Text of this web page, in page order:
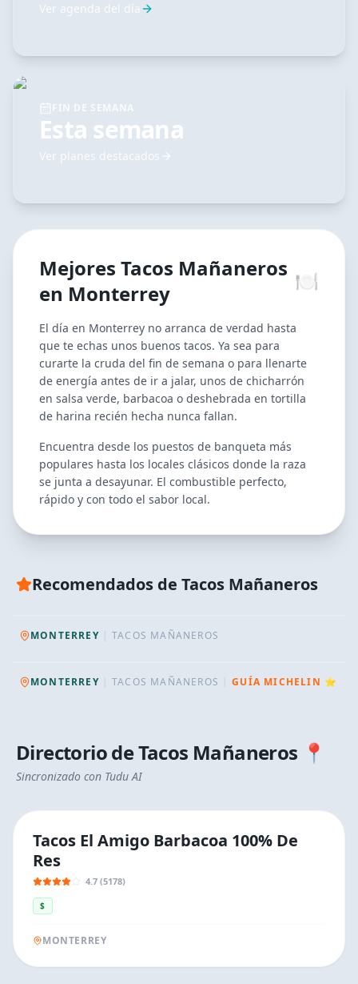
Ver agenda del día
Esta semana
Ver planes destacados
Mejores Tacos Mañaneros
en Monterrey 🍽️
El día en Monterrey no arranca de verdad hasta
que te echas unos buenos tacos. Ya sea para
curarte la cruda del fin de semana o para llenarte
de energía antes de ir a jalar, unos de chicharrón
en salsa verde, barbacoa o deshebrada en tortilla
de harina recién hecha nunca fallan.
Encuentra desde los puestos de banqueta más
populares hasta los locales clásicos donde la raza
se junta a desayunar. El combustible perfecto,
rápido y con todo el sabor local.
Recomendados de Tacos Mañaneros
Tacos Lucas
MONTERREY TACOS MAÑANEROS
RECOMENDADO TUDU
Muerto
MONTERREY TACOS MAÑANEROS GUÍA MICHELIN ⭐
Directorio deTacos Mañaneros 📍
Sincronizado con Tudu AI
Tacos El Amigo Barbacoa 100% De
Res
4.7 (5178)
$
MONTERREY